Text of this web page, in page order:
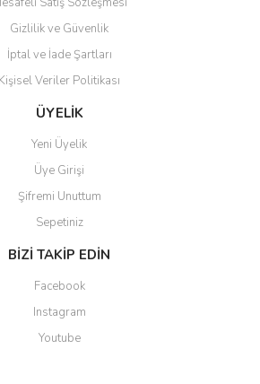
Gönder
Gizlilik ve Güvenlik
İptal ve İade Şartları
Kişisel Veriler Politikası
ÜYELİK
Yeni Üyelik
Üye Girişi
Şifremi Unuttum
Sepetiniz
BİZİ TAKİP EDİN
Facebook
Instagram
Youtube